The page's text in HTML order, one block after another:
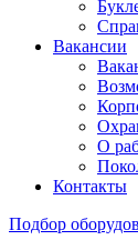
Вакансии
О
Контакты
Подбор